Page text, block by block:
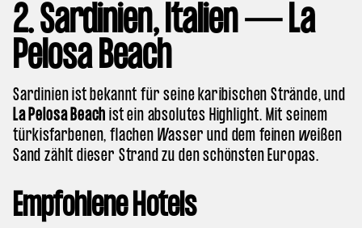
2. Sardinien, Italien — La
Pelosa Beach
Sardinien ist bekannt für seine karibischen Strände, und
La Pelosa Beach ist ein absolutes Highlight. Mit seinem
türkisfarbenen, flachen Wasser und dem feinen weißen
Sand zählt dieser Strand zu den schönsten Europas.
Empfohlene Hotels